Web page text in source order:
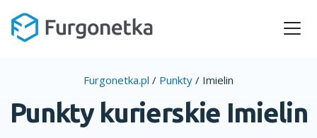
Furgonetka.pl / Punkty / Imielin
Punkty kurierskie Imielin